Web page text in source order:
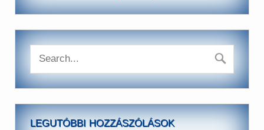
LEGUTÓBBI HOZZÁSZÓLÁSOK